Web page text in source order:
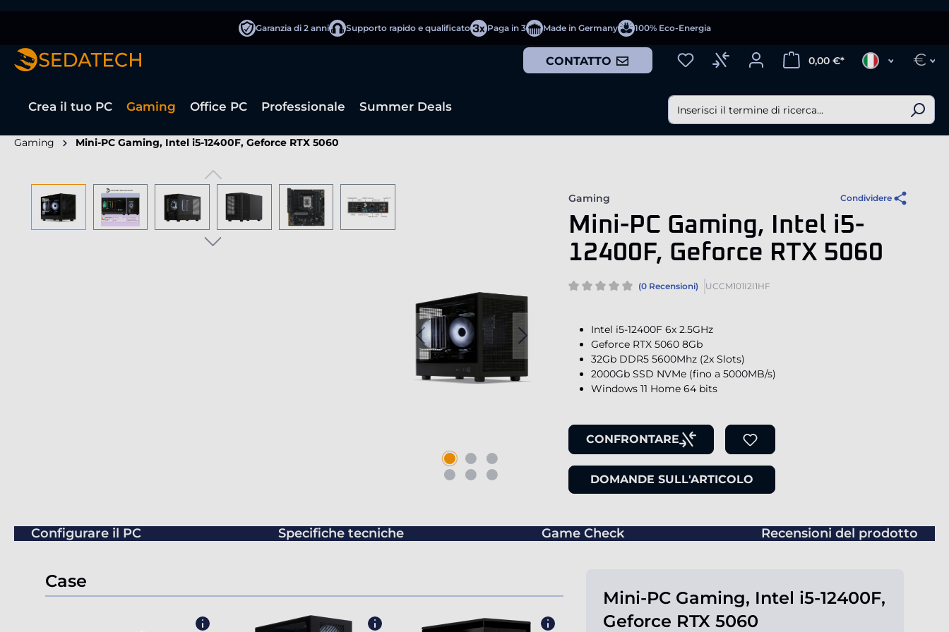
Garanzia di 2 anni Supporto rapido e qualificato Paga in 3 Made in Germany 100% Eco-Energia
CONTATTO 0,00 €* €
Crea il tuo PC Gaming Office PC Professionale Summer Deals
Gaming Mini-PC Gaming, Intel i5-12400F, Geforce RTX 5060
Salta la galleria di immagini
Gaming Condividere
Mini-PC Gaming, Intel i5-
12400F, Geforce RTX 5060
(0 Recensioni) UCCM101I2I1HF
Intel i5-12400F 6x 2.5GHz
Geforce RTX 5060 8Gb
32Gb DDR5 5600Mhz (2x Slots)
2000Gb SSD NVMe (fino a 5000MB/s)
Windows 11 Home 64 bits
CONFRONTARE
DOMANDE SULL'ARTICOLO
Configurare il PC Specifiche tecniche Game Check Recensioni del prodotto
Case
Mini-PC Gaming, Intel i5-12400F,
Geforce RTX 5060